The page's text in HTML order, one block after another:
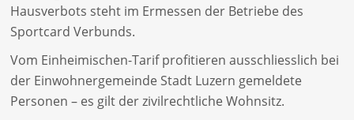
Hausverbots steht im Ermessen der Betriebe des
Sportcard Verbunds.
Vom Einheimischen-Tarif profitieren ausschliesslich bei
der Einwohnergemeinde Stadt Luzern gemeldete
Personen – es gilt der zivilrechtliche Wohnsitz.